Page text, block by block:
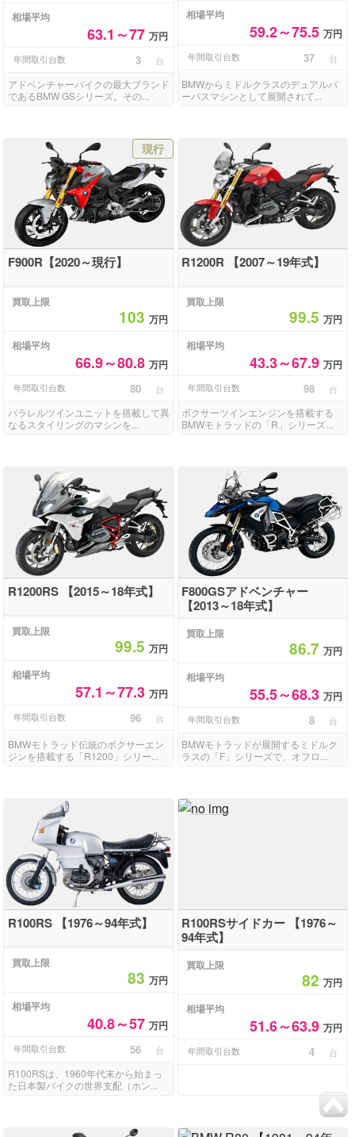
相場平均
63.1～77万円
年間取引台数 3 台
アドベンチャーバイクの最大ブランド
であるBMW GSシリーズ。その...
相場平均
59.2～75.5 万円
年間取引台数 37 台
BMWからミドルクラスのデュアルパ
ーパスマシンとして展開されて...
現行
F900R【2020～現行】
買取上限
103万円
相場平均
66.9～80.8万円
年間取引台数 80 台
パラレルツインユニットを搭載して異
なるスタイリングのマシンを...
R1200R 【2007～19年式】
買取上限
99.5 万円
相場平均
43.3～67.9 万円
年間取引台数 98 台
ボクサーツインエンジンを搭載する
BMWモトラッドの「R」シリーズ...
R1200RS 【2015～18年式】
買取上限
99.5万円
相場平均
57.1～77.3万円
年間取引台数 96 台
BMWモトラッド伝統のボクサーエン
ジンを搭載する「R1200」シリー...
F800GSアドベンチャー
【2013～18年式】
買取上限
86.7 万円
相場平均
55.5～68.3 万円
年間取引台数 8 台
BMWモトラッドが展開するミドルク
ラスの「F」シリーズで、オフロ...
R100RS 【1976～94年式】
買取上限
83万円
相場平均
40.8～57万円
年間取引台数 56 台
R100RSは、1960年代末から始まっ
た日本製バイクの世界支配（ホン...
R100RSサイドカー 【1976～
94年式】
買取上限
82 万円
相場平均
51.6～63.9 万円
年間取引台数 4 台